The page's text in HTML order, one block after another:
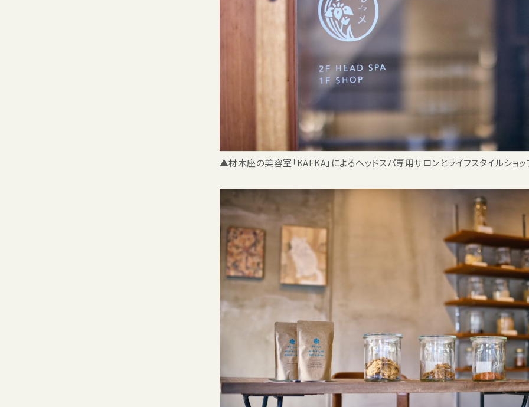
▲材木座の美容室「KAFKA」によるヘッドスパ専用サロンとライフスタイルショッ